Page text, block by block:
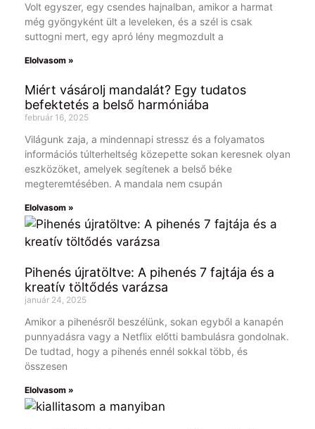
Volt egyszer, egy csendes hajnalban, amikor a harmat
még gyöngyként ült a leveleken, és a szél is csak
suttogni mert, egy apró lény megmozdult a
Elolvasom »
Miért vásárolj mandalát? Egy tudatos
befektetés a belső harmóniába
február 16, 2025
Világunk zaja, a mindennapi stressz és a folyamatos
információs túlterheltség közepette sokan keresnek olyan
eszközöket, amelyek segítenek a belső béke
megteremtésében. A mandala nem csupán
Elolvasom »
Pihenés újratöltve: A pihenés 7 fajtája és a
kreatív töltődés varázsa
január 24, 2025
Amikor a pihenésről beszélünk, sokan egyből a kanapén
punnyadásra vagy a Netflix előtti bambulásra gondolnak.
De tudtad, hogy a pihenés ennél sokkal több, és
összesen
Elolvasom »